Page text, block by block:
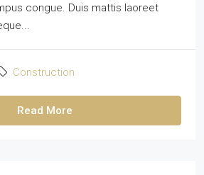
congue. Duis mattis laoreet
Construction
Read More